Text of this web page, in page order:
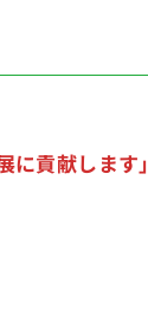
貢献します」